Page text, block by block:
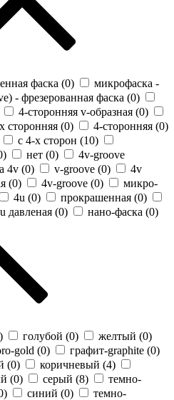
фаска (0)
микрофаска -
- фрезерованная фаска (0)
4-сторонняя v-образная (0)
сторонняя (0) 4-сторонняя (0)
с 4-х сторон (10)
) нет (0)
4v-groove
4v (0) v-groove (0)
4v
(0) 4v-groove (0)
микро-
4u (0) прокрашенная (0)
давленая (0) нано-фаска (0)
) голубой (0) желтый (0)
gold (0) графит-graphite (0)
(0) коричневый (4)
(0) серый (8)
темно-
) синий (0)
темно-